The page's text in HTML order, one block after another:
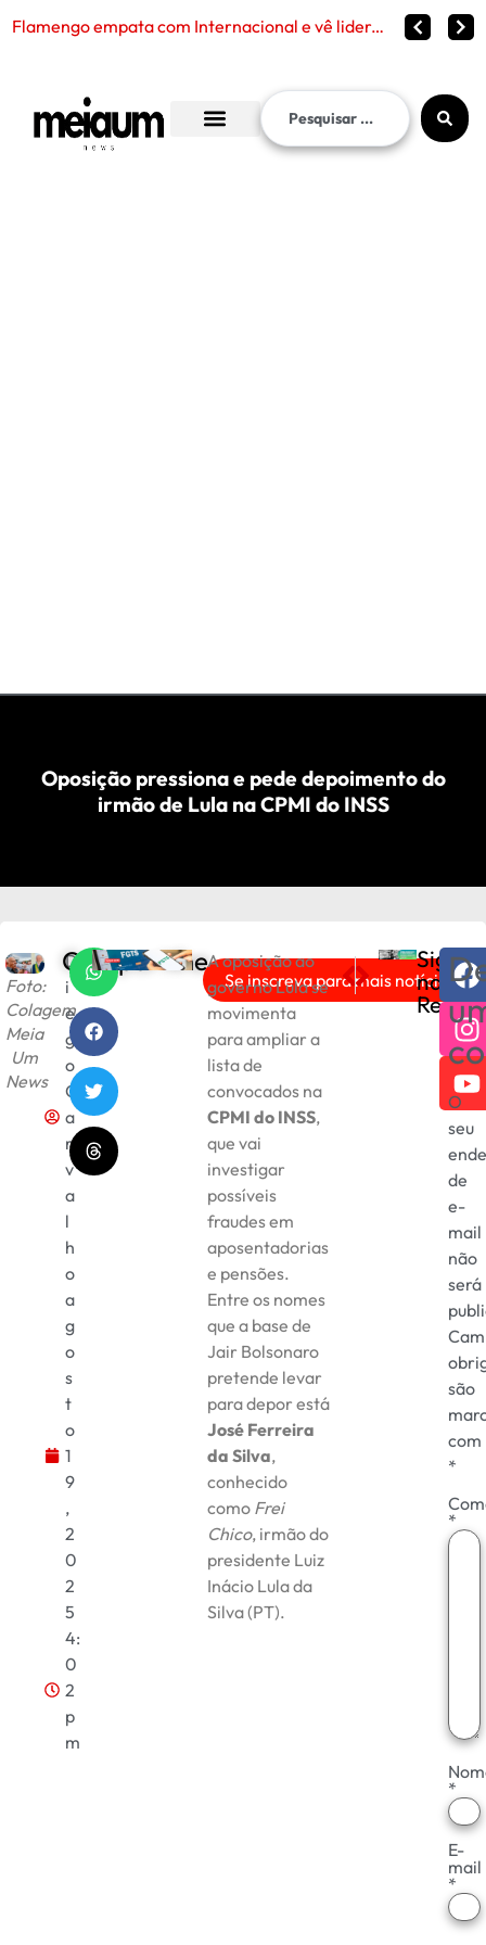
Corinthians
Oposição pressiona e pede depoimento do
irmão de Lula na CPMI do INSS
Foto:
Colagem
Meia
Um
News
D
i
e
g
o
C
a
r
v
a
l
h
o
a
g
o
s
t
o
1
9
,
2
0
2
5
4:
0
2
p
m
Compartilhe
Se inscreva para mais notícias!
A oposição ao
governo Lula se
movimenta
para ampliar a
lista de
convocados na
CPMI do INSS,
que vai
investigar
possíveis
fraudes em
aposentadorias
e pensões.
Entre os nomes
que a base de
Jair Bolsonaro
pretende levar
para depor está
José Ferreira
da Silva,
conhecido
como Frei
Chico, irmão do
presidente Luiz
Inácio Lula da
Silva (PT).
ANTERIOR
Como Investir em
PRÓXIMO
Harvard prepara
Sigam
nas
Redes
O
seu
de
e-
mail
não
será
são
com
*
*
*
E-
mail
*